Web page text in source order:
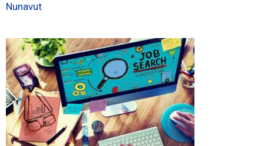
Nunavut